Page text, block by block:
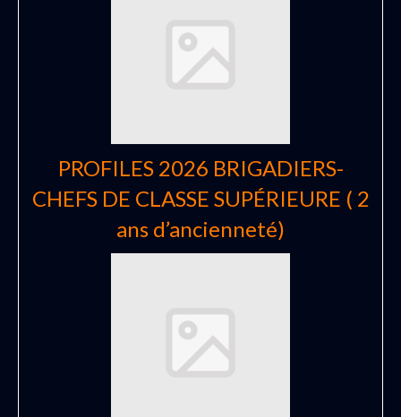
PROFILES 2026 BRIGADIERS-
CHEFS DE CLASSE SUPÉRIEURE ( 2
ans d’ancienneté)